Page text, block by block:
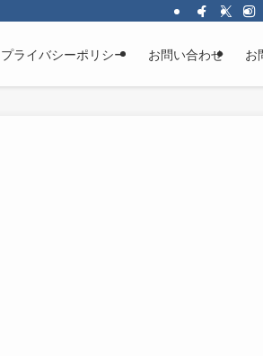
プライバシーポリシー お問い合わせ お